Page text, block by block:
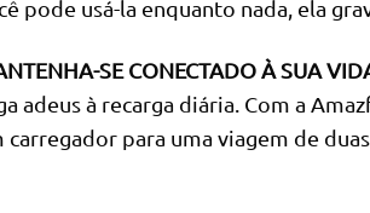
pode usá-la enquanto nada, ela
SE CONECTADO À SUA
adeus à recarga diária. Com a
carregador para uma viagem de duas